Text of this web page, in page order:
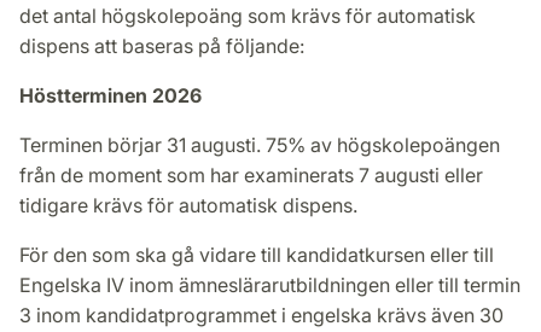
det antal högskolepoäng som krävs för automatisk
dispens att baseras på följande:
Höstterminen 2026
Terminen börjar 31 augusti. 75% av högskolepoängen
från de moment som har examinerats 7 augusti eller
tidigare krävs för automatisk dispens.
För den som ska gå vidare till kandidatkursen eller till
Engelska IV inom ämneslärarutbildningen eller till termin
3 inom kandidatprogrammet i engelska krävs även 30